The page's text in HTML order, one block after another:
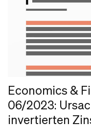
Economics &
06/2023:
invertierten